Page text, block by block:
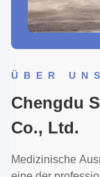
ÜBER UNS
Chengdu
Co., Ltd.
Medizinische